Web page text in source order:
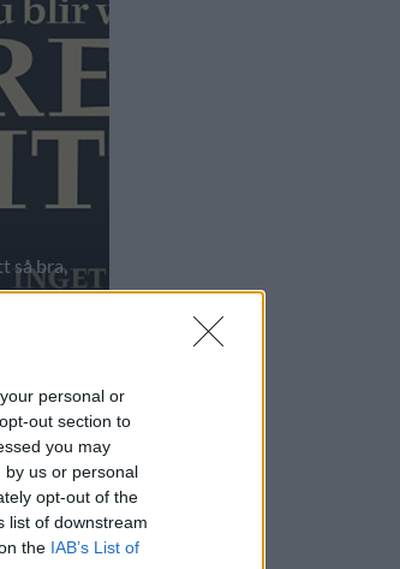
personal or
out section to
you may
by us or personal
opt-out of the
list of downstream
the IAB’s List of
så bra,